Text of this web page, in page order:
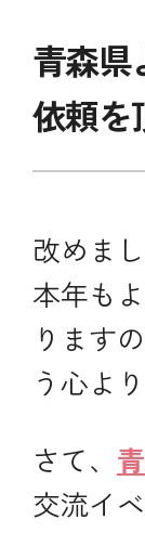
青森県
依頼を
改めま
本年も
ります
う心よ
さて、
交流イ